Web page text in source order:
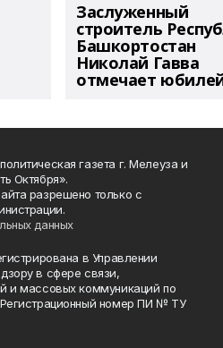
Заслуженный
строитель
Башкортостан
Николай Гавва
отмечает
газета г. Мелеуза и
Октября».
разрешено только с
данных
в Управлении
в сфере связи,
и массовых коммуникаций по
номер ПИ № ТУ